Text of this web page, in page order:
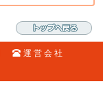
運 営 会 社